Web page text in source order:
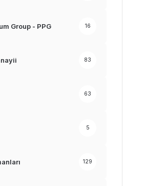
Group - PPG 16
83
63
5
129